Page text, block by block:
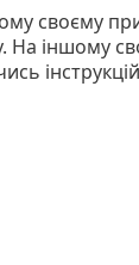
своєму
На іншому
інструкцій